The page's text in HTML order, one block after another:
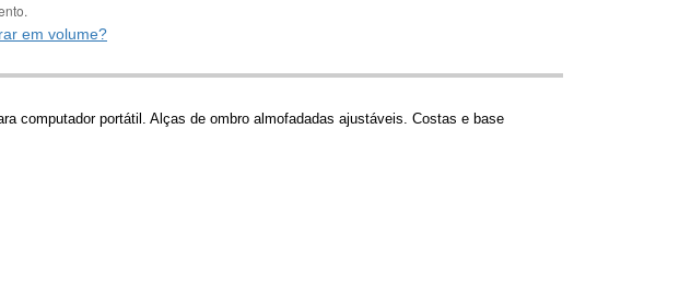
em volume?
computador portátil. Alças de ombro almofadadas ajustáveis. Costas e base